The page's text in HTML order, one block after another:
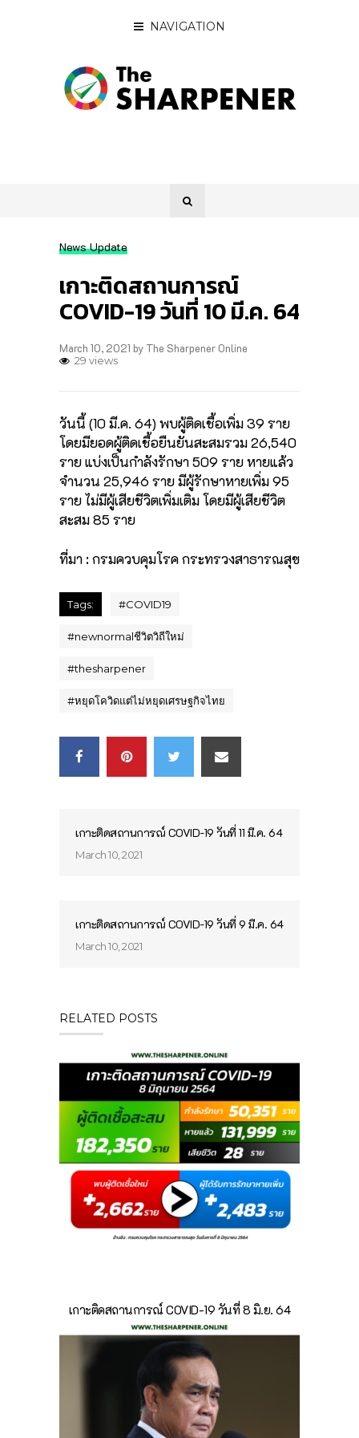
NAVIGATION
News Update
เกาะติดสถานการณ์
COVID-19 วันที่ 10 มี.ค. 64
March 10, 2021 by The Sharpener Online
29 views
วันนี้ (10 มี.ค. 64) พบผู้ติดเชื้อเพิ่ม 39 ราย
โดยมียอดผู้ติดเชื้อยืนยันสะสมรวม 26,540
ราย แบ่งเป็นกำลังรักษา 509 ราย หายแล้ว
จำนวน 25,946 ราย มีผู้รักษาหายเพิ่ม 95
ราย ไม่มีผู้เสียชีวิตเพิ่มเติม โดยมีผู้เสียชีวิต
สะสม 85 ราย
ที่มา : กรมควบคุมโรค กระทรวงสาธารณสุข
Tags: #COVID19
#newnormalชีวิตวิถีใหม่
#thesharpener
#หยุดโควิดแต่ไม่หยุดเศรษฐกิจไทย
เกาะติดสถานการณ์ COVID-19 วันที่ 11 มี.ค. 64
March 10, 2021
เกาะติดสถานการณ์ COVID-19 วันที่ 9 มี.ค. 64
March 10, 2021
RELATED POSTS
เกาะติดสถานการณ์ COVID-19 วันที่ 8 มิ.ย. 64